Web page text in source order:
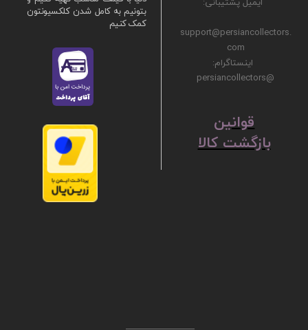
بتونیم به کامل شدن کلکسیونتون
کمک کنیم
support@persiancollectors.
com
اینستاگرام:
@persiancollectors
ق​​​​​​​وانین
بازگشت کالا